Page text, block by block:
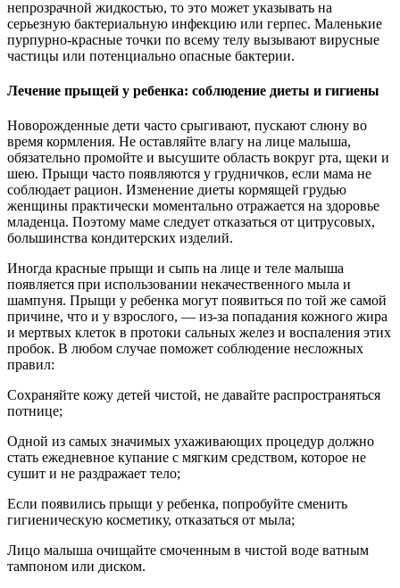
непрозрачной жидкостью, то это может указывать на
серьезную бактериальную инфекцию или герпес. Маленькие
пурпурно-красные точки по всему телу вызывают вирусные
частицы или потенциально опасные бактерии.
Лечение прыщей у ребенка: соблюдение диеты и гигиены
Новорожденные дети часто срыгивают, пускают слюну во
время кормления. Не оставляйте влагу на лице малыша,
обязательно промойте и высушите область вокруг рта, щеки и
шею. Прыщи часто появляются у грудничков, если мама не
соблюдает рацион. Изменение диеты кормящей грудью
женщины практически моментально отражается на здоровье
младенца. Поэтому маме следует отказаться от цитрусовых,
большинства кондитерских изделий.
Иногда красные прыщи и сыпь на лице и теле малыша
появляется при использовании некачественного мыла и
шампуня. Прыщи у ребенка могут появиться по той же самой
причине, что и у взрослого, — из-за попадания кожного жира
и мертвых клеток в протоки сальных желез и воспаления этих
пробок. В любом случае поможет соблюдение несложных
правил:
Сохраняйте кожу детей чистой, не давайте распространяться
потнице;
Одной из самых значимых ухаживающих процедур должно
стать ежедневное купание с мягким средством, которое не
сушит и не раздражает тело;
Если появились прыщи у ребенка, попробуйте сменить
гигиеническую косметику, отказаться от мыла;
Лицо малыша очищайте смоченным в чистой воде ватным
тампоном или диском.